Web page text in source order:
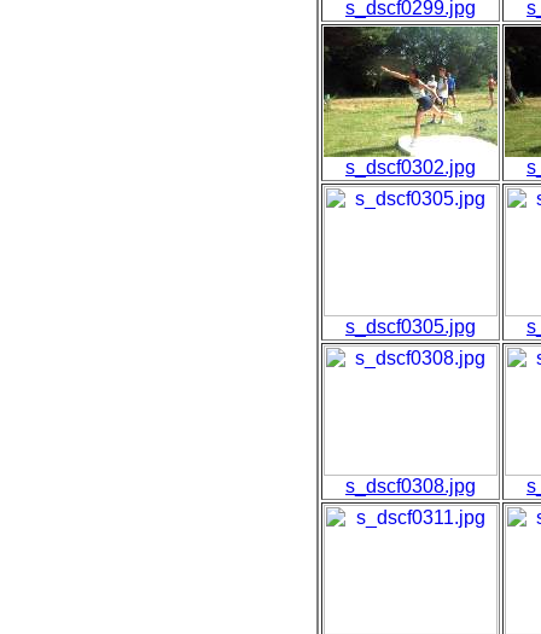
s_dscf0299.jpg
s_dscf0302.jpg
s_dscf0305.jpg
s_dscf0308.jpg